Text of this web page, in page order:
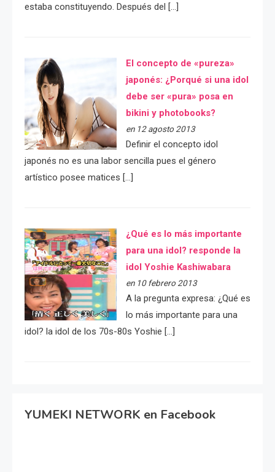
estaba constituyendo. Después del […]
El concepto de «pureza»
japonés: ¿Porqué si una idol
debe ser «pura» posa en
bikini y photobooks?
en 12 agosto 2013
Definir el concepto idol
japonés no es una labor sencilla pues el género
artístico posee matices […]
¿Qué es lo más importante
para una idol? responde la
idol Yoshie Kashiwabara
en 10 febrero 2013
A la pregunta expresa: ¿Qué es
lo más importante para una
idol? la idol de los 70s-80s Yoshie […]
YUMEKI NETWORK en Facebook